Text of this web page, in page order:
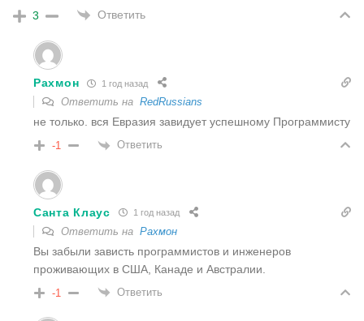
3 Ответить
Рахмон 1 год назад
Ответить на RedRussians
не только. вся Евразия завидует успешному Программисту
-1 Ответить
Санта Клаус 1 год назад
Ответить на Рахмон
Вы забыли зависть программистов и инженеров
проживающих в США, Канаде и Австралии.
-1 Ответить